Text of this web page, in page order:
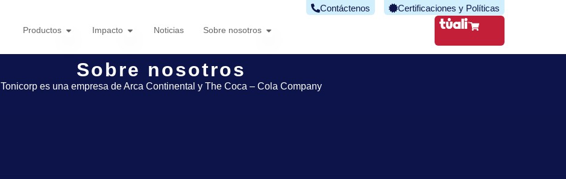
Productos Impacto Noticias Sobre nosotros
Certificaciones y Políticas
Contáctenos
Sobre nosotros
Tonicorp es una empresa de Arca Continental y The Coca – Cola Company